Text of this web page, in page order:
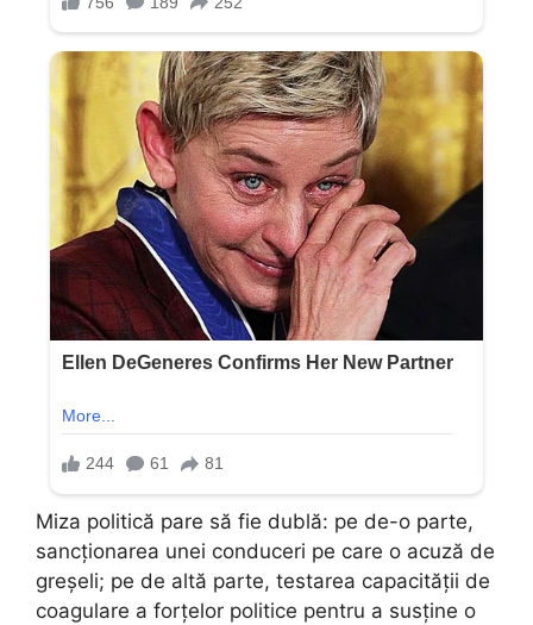
Miza politică pare să fie dublă: pe de-o parte,
sancționarea unei conduceri pe care o acuză de
greșeli; pe de altă parte, testarea capacității de
coagulare a forțelor politice pentru a susține o